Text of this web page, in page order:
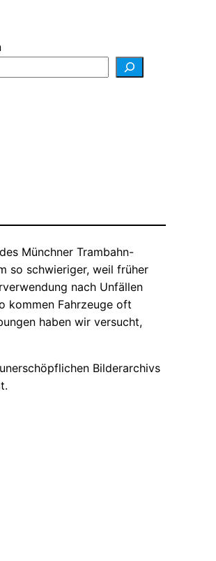
Münchner Trambahn-
so schwieriger, weil früher
nach Unfällen
kommen Fahrzeuge oft
haben wir versucht,
Bilderarchivs